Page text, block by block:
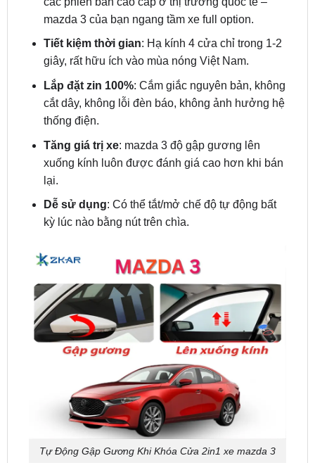
Tiết kiệm thời gian: Hạ kính 4 cửa chỉ trong 1-2
giây, rất hữu ích vào mùa nóng Việt Nam.
Lắp đặt zin 100%: Cắm giắc nguyên bản, không
cắt dây, không lỗi đèn báo, không ảnh hưởng hệ
thống điện.
Tăng giá trị xe : mazda 3 độ gập gương lên
xuống kính luôn được đánh giá cao hơn khi bán
lại.
Dễ sử dụng: Có thể tắt/mở chế độ tự động bất
kỳ lúc nào bằng nút trên chìa.
Tự Động Gập Gương Khi Khóa Cửa 2in1 xe mazda 3
Bảng Giá Lắp Đặt Gập Gương Lên Xuống Kính